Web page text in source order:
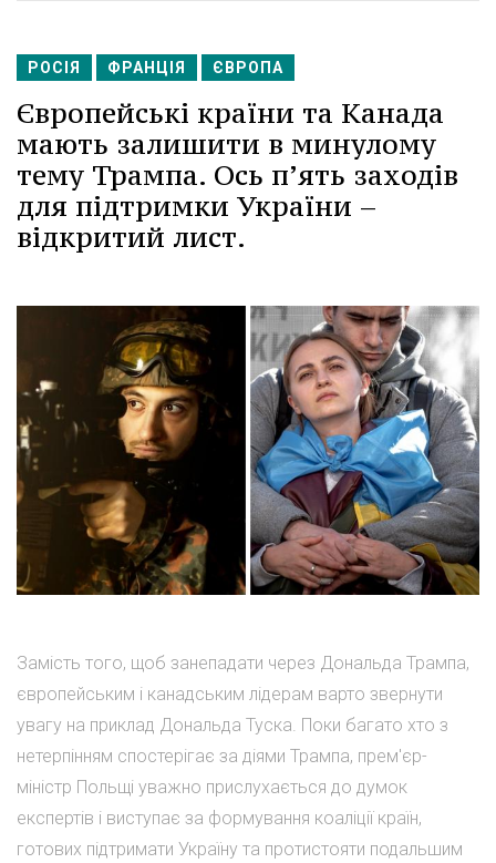
РОСІЯ ФРАНЦІЯ ЄВРОПА
Європейські країни та Канада
мають залишити в минулому
тему Трампа. Ось п’ять заходів
для підтримки України –
відкритий лист.
Замість того, щоб занепадати через Дональда Трампа,
європейським і канадським лідерам варто звернути
увагу на приклад Дональда Туска. Поки багато хто з
нетерпінням спостерігає за діями Трампа, прем'єр-
міністр Польщі уважно прислухається до думок
експертів і виступає за формування коаліції країн,
готових підтримати Україну та протистояти подальшим